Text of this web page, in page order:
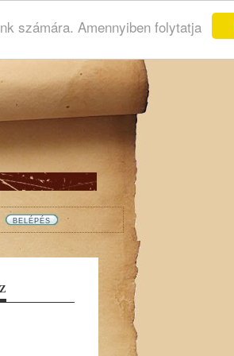
számára. Amennyiben folytatja
Z